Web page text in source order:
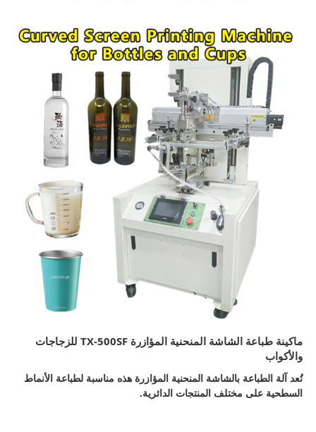
ماكينة طباعة الشاشة المنحنية المؤازرة TX-500SF للزجاجات
والأكواب
تُعد آلة الطباعة بالشاشة المنحنية المؤازرة هذه مناسبة لطباعة الأنماط
السطحية على مختلف المنتجات الدائرية.